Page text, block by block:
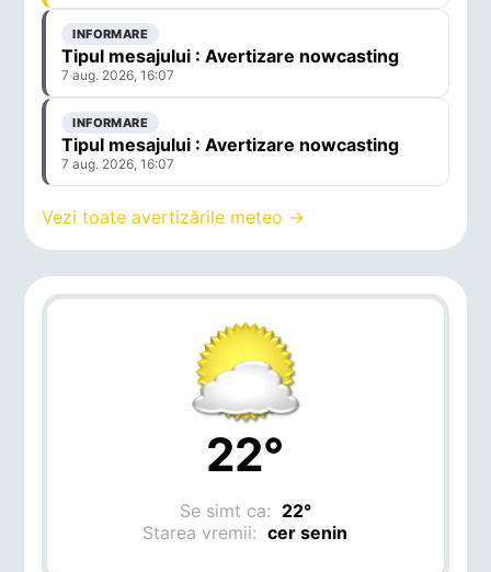
INFORMARE
Tipul mesajului : Avertizare nowcasting
7 aug. 2026, 16:07
INFORMARE
Tipul mesajului : Avertizare nowcasting
7 aug. 2026, 16:07
Vezi toate avertizările meteo →
22°
Se simt ca: 22°
Starea vremii:cer senin